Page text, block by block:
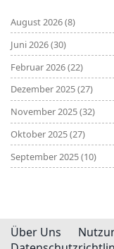
August 2026(8)
Juni 2026(30)
Februar 2026(22)
Dezember 2025(27)
November 2025(32)
Oktober 2025(27)
September 2025(10)
Über Uns